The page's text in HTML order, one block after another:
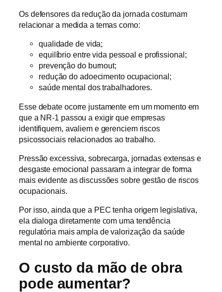
Os defensores da redução da jornada costumam
relacionar a medida a temas como:
qualidade de vida;
equilíbrio entre vida pessoal e profissional;
prevenção do burnout;
redução do adoecimento ocupacional;
saúde mental dos trabalhadores.
Esse debate ocorre justamente em um momento em
que a NR-1 passou a exigir que empresas
identifiquem, avaliem e gerenciem riscos
psicossociais relacionados ao trabalho.
Pressão excessiva, sobrecarga, jornadas extensas e
desgaste emocional passaram a integrar de forma
mais evidente as discussões sobre gestão de riscos
ocupacionais.
Por isso, ainda que a PEC tenha origem legislativa,
ela dialoga diretamente com uma tendência
regulatória mais ampla de valorização da saúde
mental no ambiente corporativo.
O custo da mão de obra
pode aumentar?